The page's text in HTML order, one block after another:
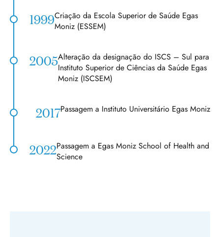
Criação da Escola Superior de Saúde Egas
Moniz (ESSEM)
1999
Alteração da designação do ISCS – Sul para
Instituto Superior de Ciências da Saúde Egas
Moniz (ISCSEM)
2005
Passagem a Instituto Universitário Egas Moniz
2017
Passagem a Egas Moniz School of Health and
Science
2022